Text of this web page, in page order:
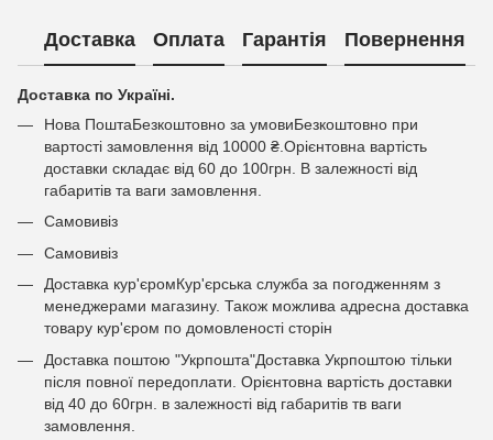
Доставка Оплата Гарантія Повернення
Доставка по Україні.
Нова ПоштаБезкоштовно за умовиБезкоштовно при
вартості замовлення від 10000 ₴.Орієнтовна вартість
доставки складає від 60 до 100грн. В залежності від
габаритів та ваги замовлення.
Самовивіз
Самовивіз
Доставка кур'єромКур'єрська служба за погодженням з
менеджерами магазину. Також можлива адресна доставка
товару кур'єром по домовленості сторін
Доставка поштою "Укрпошта"Доставка Укрпоштою тільки
після повної передоплати. Орієнтовна вартість доставки
від 40 до 60грн. в залежності від габаритів тв ваги
замовлення.